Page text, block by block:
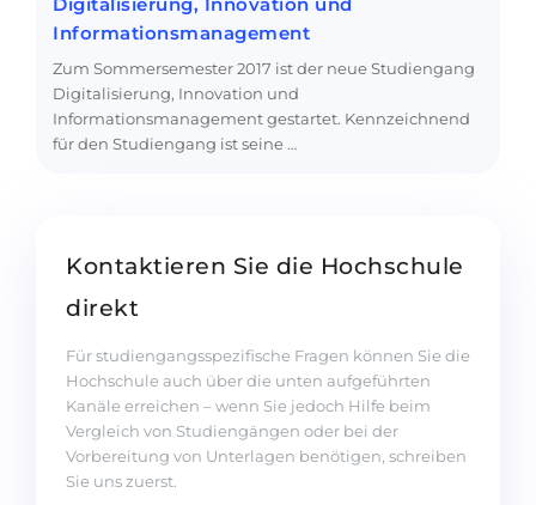
Digitalisierung, Innovation und
Informationsmanagement
Zum Sommersemester 2017 ist der neue Studiengang
Digitalisierung, Innovation und
Informationsmanagement gestartet. Kennzeichnend
für den Studiengang ist seine …
Kontaktieren Sie die Hochschule
direkt
Für studiengangsspezifische Fragen können Sie die
Hochschule auch über die unten aufgeführten
Kanäle erreichen – wenn Sie jedoch Hilfe beim
Vergleich von Studiengängen oder bei der
Vorbereitung von Unterlagen benötigen, schreiben
Sie uns zuerst.